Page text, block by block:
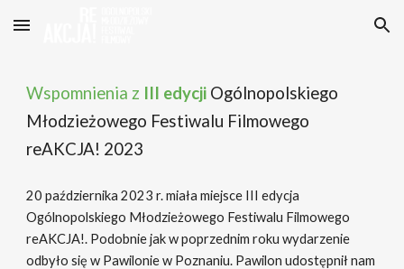
Skip to main content Skip to navigation
Wspomnienia z III edycji Ogólnopolskiego
Młodzieżowego Festiwalu Filmowego
reAKCJA! 2023
20 października 2023 r. miała miejsce III edycja
Ogólnopolskiego Młodzieżowego Festiwalu Filmowego
reAKCJA!. Podobnie jak w poprzednim roku wydarzenie
odbyło się w Pawilonie w Poznaniu. Pawilon udostępnił nam